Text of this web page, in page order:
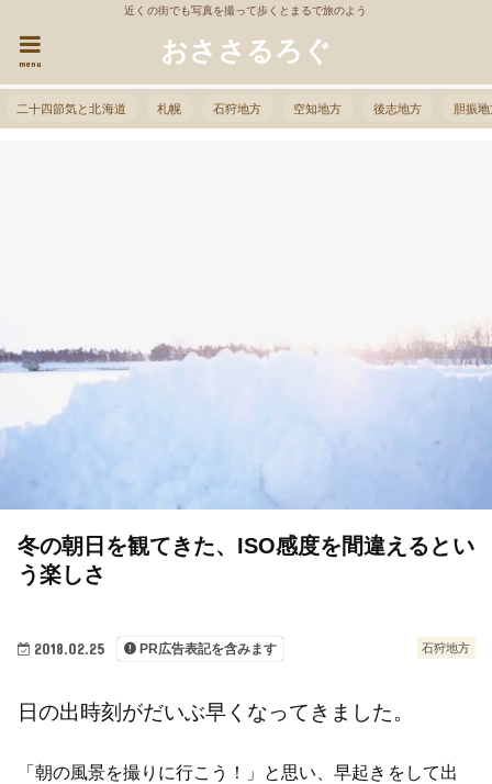
近くの街でも写真を撮って歩くとまるで旅のよう
おささるろぐ
menu
二十四節気と北海道 札幌 石狩地方 空知地方 後志地方 胆振
石狩地方
2018.02.25 PR広告表記を含みます
冬の朝日を観てきた、ISO感度を間違えるとい
う楽しさ
日の出時刻がだいぶ早くなってきました。
「朝の風景を撮りに行こう！」と思い、早起きをして出